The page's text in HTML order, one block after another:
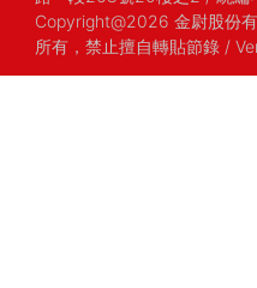
Copyright@2026 金尉股份
所有，禁止擅自轉貼節錄 /